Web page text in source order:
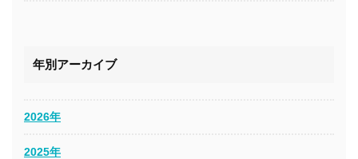
年別アーカイブ
2026年
2025年